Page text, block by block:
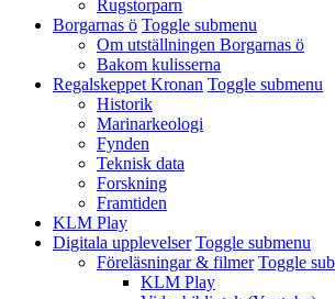
Rugstorparn
Borgarnas ö Toggle submenu
Om utställningen Borgarnas ö
Bakom kulisserna
Regalskeppet Kronan Toggle submenu
Historik
Marinarkeologi
Fynden
Teknisk data
Forskning
Framtiden
KLM Play
Digitala upplevelser Toggle submenu
Föreläsningar & filmer Toggle
KLM Play